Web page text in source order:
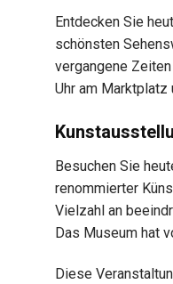
Entdecken Sie
schönsten
vergangene
Uhr am Marktplatz
Besuchen Sie
renommierter
Vielzahl an
Das Museum hat
Diese